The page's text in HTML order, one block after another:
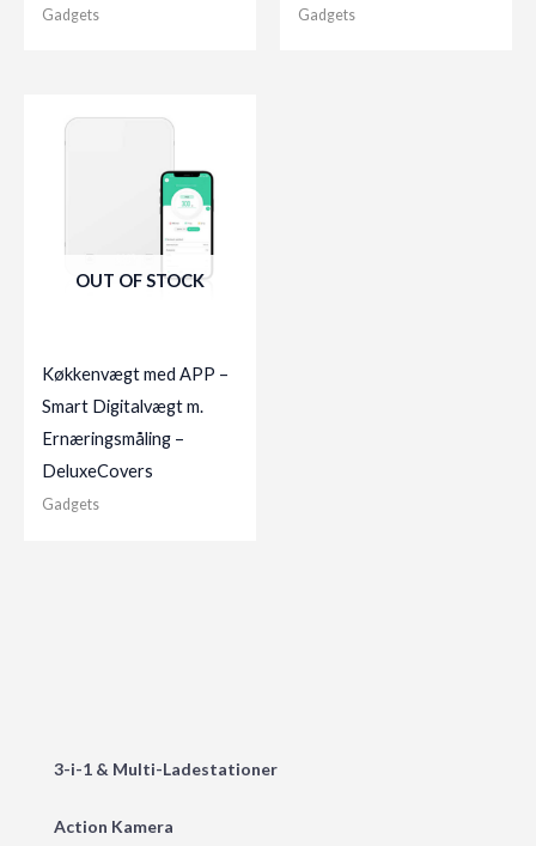
3-i-1 & Multi-Ladestationer
Action Kamera
Gadgets Gadgets
OUT OF STOCK
Køkkenvægt med APP –
Smart Digitalvægt m.
Ernæringsmåling –
DeluxeCovers
Gadgets